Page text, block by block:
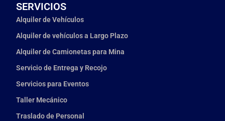
SERVICIOS
Alquiler de Vehículos
Alquiler de vehículos a Largo Plazo
Alquiler de Camionetas para Mina
Servicio de Entrega y Recojo
Servicios para Eventos
Taller Mecánico
Traslado de Personal